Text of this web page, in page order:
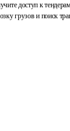
доступ к
грузов и поиск